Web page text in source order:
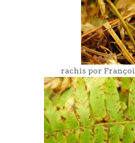
rachis por